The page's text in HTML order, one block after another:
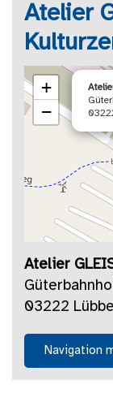
Atelier
+
−
Atelier
03222
Navigation